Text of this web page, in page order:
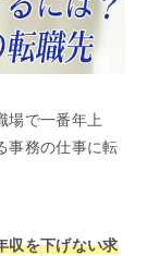
場で一番年上
事務の仕事に転
収を下げない求